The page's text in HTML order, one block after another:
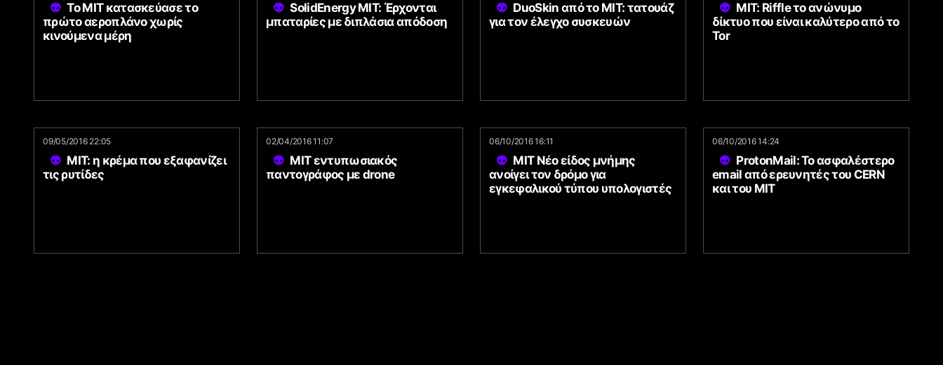
Το MIT κατασκεύασε το
πρώτο αεροπλάνο χωρίς
κινούμενα μέρη
SolidEnergy MIT: Έρχονται
μπαταρίες με διπλάσια απόδοση
DuoSkin από το MIT: τατουάζ
για τον έλεγχο συσκευών
MIT: Riffle το ανώνυμο
δίκτυο που είναι καλύτερο από το
Tor
09/05/2016 22:05
MIT: η κρέμα που εξαφανίζει
τις ρυτίδες
02/04/2016 11:07
MIT εντυπωσιακός
παντογράφος με drone
06/10/2016 16:11
MIT Νέο είδος μνήμης
ανοίγει τον δρόμο για
εγκεφαλικού τύπου υπολογιστές
06/10/2016 14:24
ProtonMail: Το ασφαλέστερο
email από ερευνητές του CERN
και του MIT